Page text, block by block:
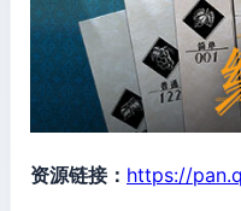
资源链接： https://